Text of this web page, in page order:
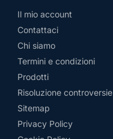
Il mio account
Contattaci
Chi siamo
Termini e condizioni
Prodotti
Risoluzione controversie
Sitemap
Privacy Policy